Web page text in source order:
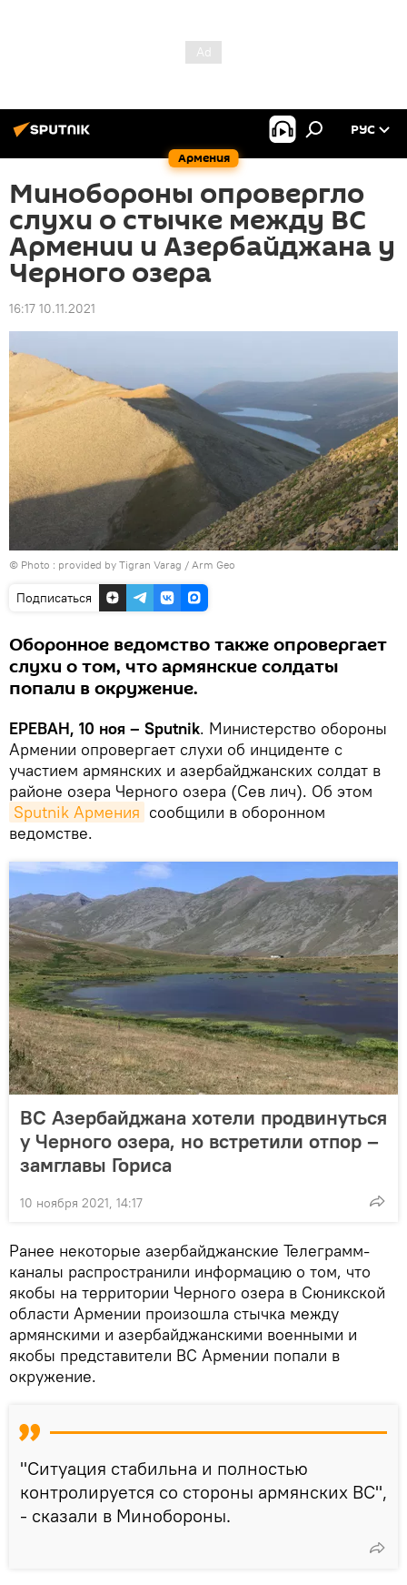
Армения
РУС
Минобороны опровергло
слухи о стычке между ВС
Армении и Азербайджана у
Черного озера
16:17 10.11.2021
© Photo : provided by Tigran Varag / Arm Geo
Подписаться
Оборонное ведомство также опровергает
слухи о том, что армянские солдаты
попали в окружение.
ЕРЕВАН, 10 ноя – Sputnik. Министерство обороны
Армении опровергает слухи об инциденте с
участием армянских и азербайджанских солдат в
районе озера Черного озера (Сев лич). Об этом
Sputnik Армения сообщили в оборонном
ведомстве.
ВС Азербайджана хотели продвинуться
у Черного озера, но встретили отпор –
замглавы Гориса
10 ноября 2021, 14:17
Ранее некоторые азербайджанские Телеграмм-
каналы распространили информацию о том, что
якобы на территории Черного озера в Сюникской
области Армении произошла стычка между
армянскими и азербайджанскими военными и
якобы представители ВС Армении попали в
окружение.
"Ситуация стабильна и полностью
контролируется со стороны армянских ВС",
- сказали в Минобороны.